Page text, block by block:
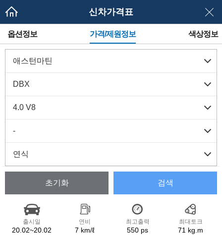
신차가격표
메
뉴
네
이
이
옵션정보 가격/제원정보 색상정보
초기화 검색
출시일
20.02~20.02
연비
7 km/ℓ
최고출력
550 ps
최대토크
71 kg.m